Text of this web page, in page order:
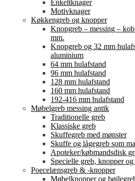
Enkeltknager
Motivknager
Køkkengreb og knopper
Knopgreb – messing –
mm.
Knopgreb og 32 mm
aluminium
64 mm hulafstand
96 mm hulafstand
128 mm hulafstand
160 mm hulafstand
192-416 mm hulafstand
Møbelgreb messing antik
Traditionelle greb
Klassiske greb
Skuffegreb med mønster
Skuffe og lågegreb som
Apoteker/købmandsdisk
Specielle greb, knopper
Poecelænsgreb & -knopper
Møbelknopper og